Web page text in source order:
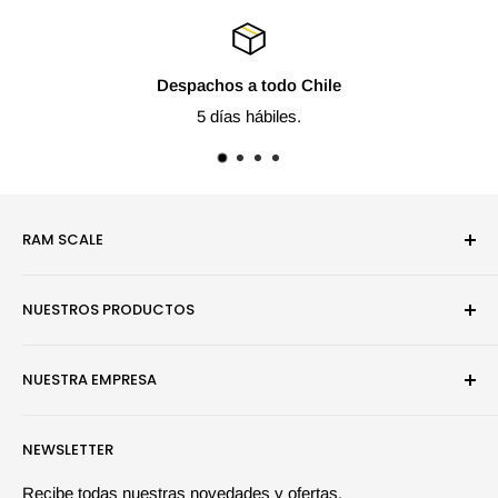
Despachos a todo Chile
5 días hábiles.
RAM SCALE
juegos de mesa.
NUESTROS PRODUCTOS
Efectos y Dioramas
Herramientas y Auxiliares
Maquetas
NUESTRA EMPRESA
Quiénes somos | Ramscale
Contáctanos
NEWSLETTER
Recibe todas nuestras novedades y ofertas.